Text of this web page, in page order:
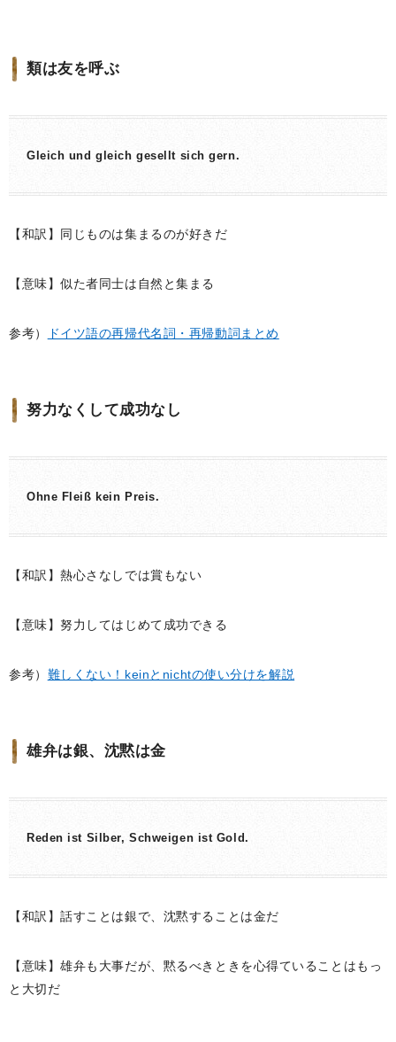
類は友を呼ぶ
Gleich und gleich gesellt sich gern.
【和訳】同じものは集まるのが好きだ
【意味】似た者同士は自然と集まる
参考） ドイツ語の再帰代名詞・再帰動詞まとめ
努力なくして成功なし
Ohne Fleiß kein Preis.
【和訳】熱心さなしでは賞もない
【意味】努力してはじめて成功できる
参考） 難しくない！keinとnichtの使い分けを解説
雄弁は銀、沈黙は金
Reden ist Silber, Schweigen ist Gold.
【和訳】話すことは銀で、沈黙することは金だ
【意味】雄弁も大事だが、黙るべきときを心得ていることはもっ
と大切だ